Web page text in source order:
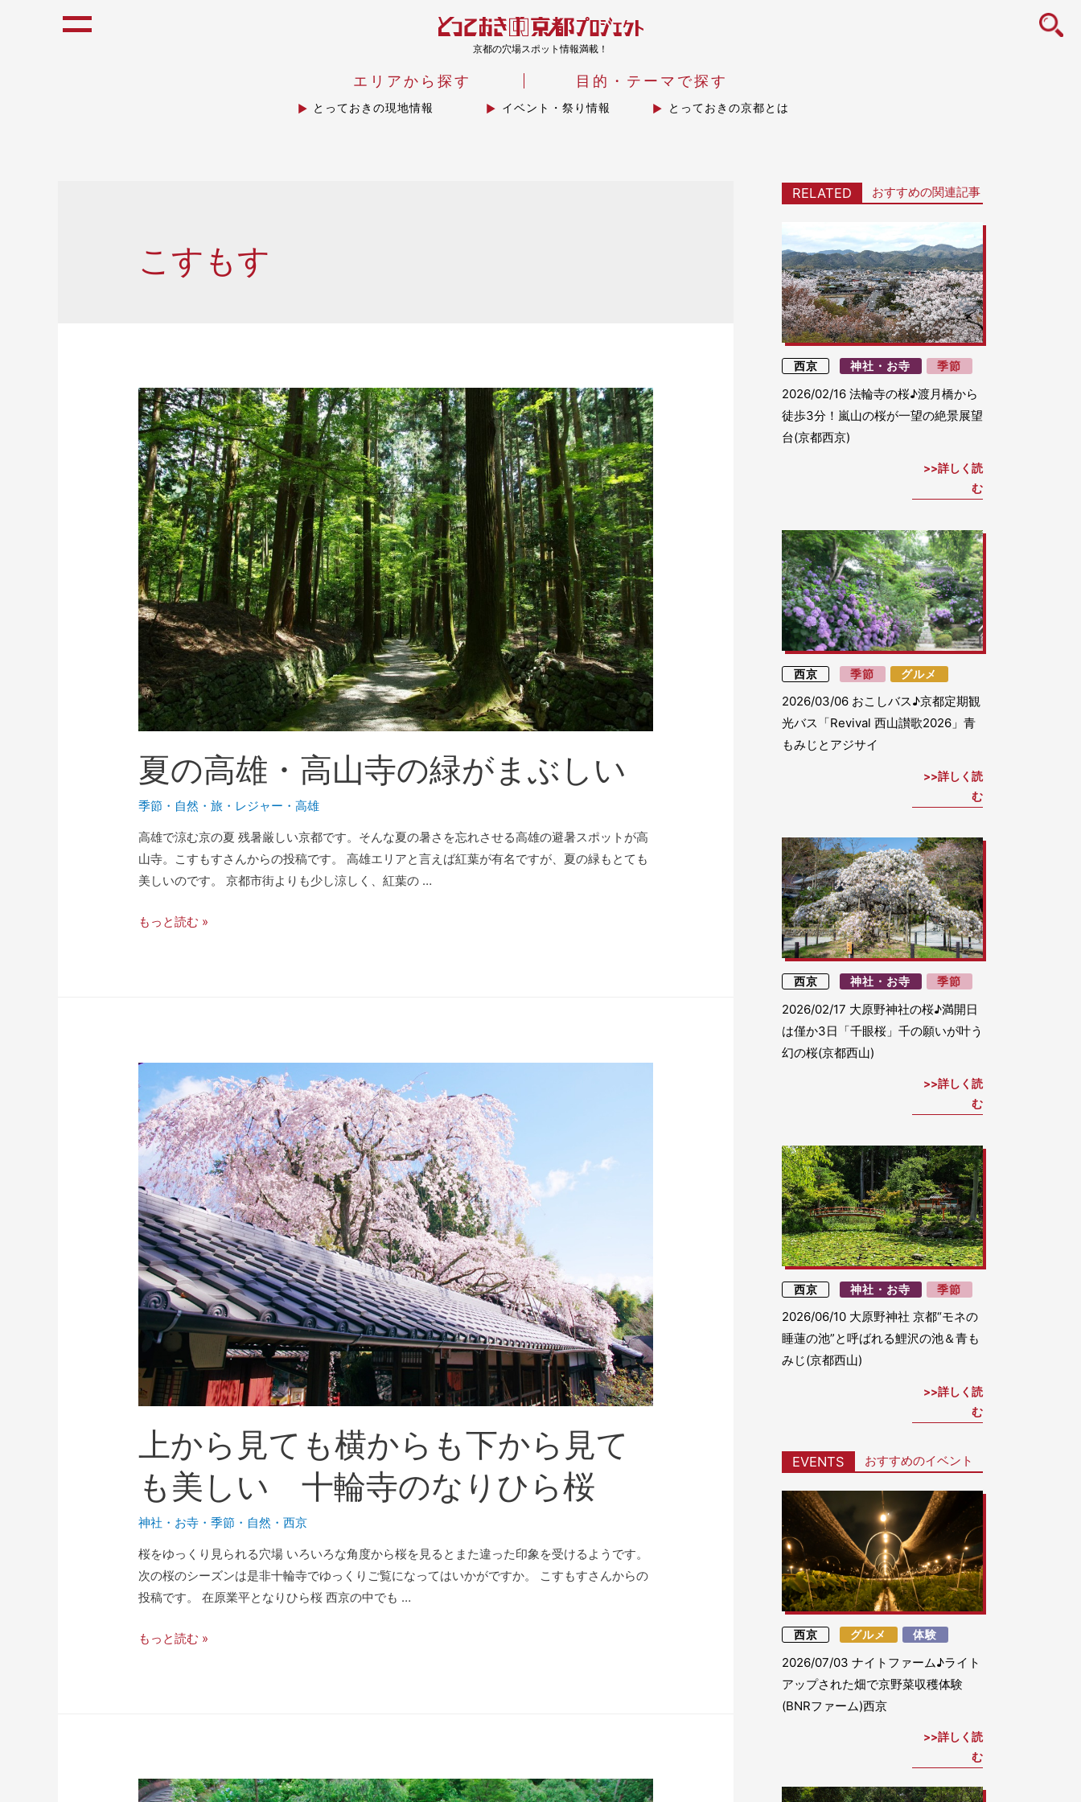
icon
京都の穴場スポット情報満載！
エリアから探す 目的・テーマで探す
とっておきの現地情報 イベント・祭り情報 とっておきの京都とは
こすもす
夏の高雄・高山寺の緑がまぶしい
季節 ・ 自然 ・旅・レジャー ・高雄
高雄で涼む京の夏 残暑厳しい京都です。そんな夏の暑さを忘れさせる高雄の避暑スポットが高
山寺。こすもすさんからの投稿です。 高雄エリアと言えば紅葉が有名ですが、夏の緑もとても
美しいのです。 京都市街よりも少し涼しく、紅葉の …
もっと読む »
上から見ても横からも下から見て
も美しい 十輪寺のなりひら桜
神社・お寺 ・季節 ・ 自然 ・西京
桜をゆっくり見られる穴場 いろいろな角度から桜を見るとまた違った印象を受けるようです。
次の桜のシーズンは是非十輪寺でゆっくりご覧になってはいかがですか。 こすもすさんからの
投稿です。 在原業平となりひら桜 西京の中でも …
もっと読む »
RELATED おすすめの関連記事
西京 神社・お寺 季節
2026/02/16 法輪寺の桜♪渡月橋から
徒歩3分！嵐山の桜が一望の絶景展望
台(京都西京)
詳しく読
む
西京 季節 グルメ
2026/03/06 おこしバス♪京都定期観
光バス「Revival 西山讃歌2026」青
もみじとアジサイ
詳しく読
む
西京 神社・お寺 季節
2026/02/17 大原野神社の桜♪満開日
は僅か3日「千眼桜」千の願いが叶う
幻の桜(京都西山)
詳しく読
む
西京 神社・お寺 季節
2026/06/10 大原野神社 京都“モネの
睡蓮の池”と呼ばれる鯉沢の池＆青も
みじ(京都西山)
詳しく読
む
EVENTS おすすめのイベント
西京 グルメ 体験
2026/07/03 ナイトファーム♪ライト
アップされた畑で京野菜収穫体験
(BNRファーム)西京
詳しく読
む